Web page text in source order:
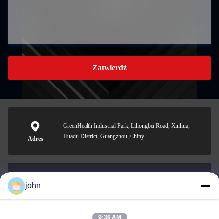
Zatwierdź
Adres
GreenHealth Industrial Park, Lihongbei Road, Xinhua,
Huadu District, Guangzhou, Chiny
john
9:36 AM